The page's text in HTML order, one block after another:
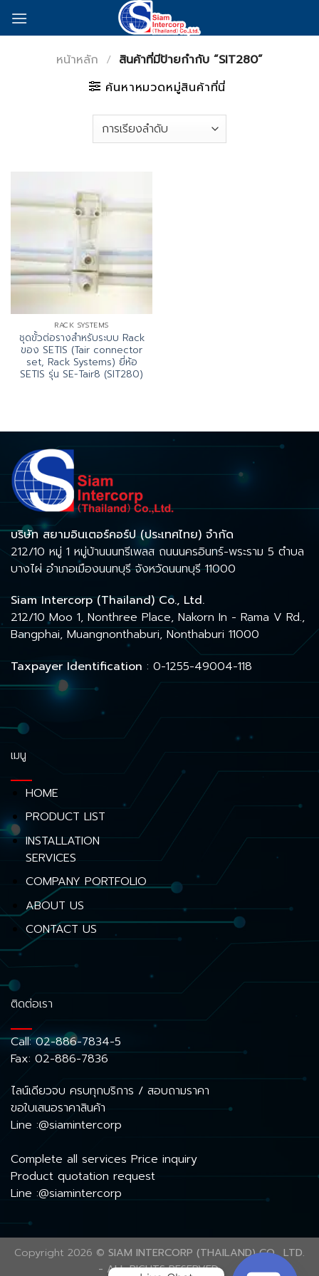
หน้าหลัก / สินค้าที่มีป้ายกำกับ “SIT280”
ค้นหาหมวดหมู่สินค้าที่นี่
RACK SYSTEMS
ชุดขั้วต่อรางสำหรับระบบ Rack
ของ SETIS (Tair connector
set, Rack Systems) ยี่ห้อ
SETIS รุ่น SE-Tair8 (SIT280)
บริษัท สยามอินเตอร์คอร์ป (ประเทศไทย) จำกัด
212/10 หมู่ 1 หมู่บ้านนนทรีเพลส ถนนนครอินทร์-พระราม 5 ตำบล
บางไผ่ อำเภอเมืองนนทบุรี จังหวัดนนทบุรี 11000
Siam Intercorp (Thailand) Co., Ltd.
212/10 Moo 1, Nonthree Place, Nakorn In - Rama V Rd.,
Bangphai, Muangnonthaburi, Nonthaburi 11000
Taxpayer Identification : 0-1255-49004-118
เมนู
HOME
PRODUCT LIST
INSTALLATION
SERVICES
COMPANY PORTFOLIO
ABOUT US
CONTACT US
ติดต่อเรา
Call:02-886-7834-5
Fax: 02-886-7836
ไลน์เดียวจบ ครบทุกบริการ / สอบถามราคา
ขอใบเสนอราคาสินค้า
Line :@siamintercorp
Complete all services Price inquiry
Product quotation request
Line :@siamintercorp
Copyright 2026 © SIAM INTERCORP (THAILAND) CO., LTD.
- ALL RIGHTS RESERVED.